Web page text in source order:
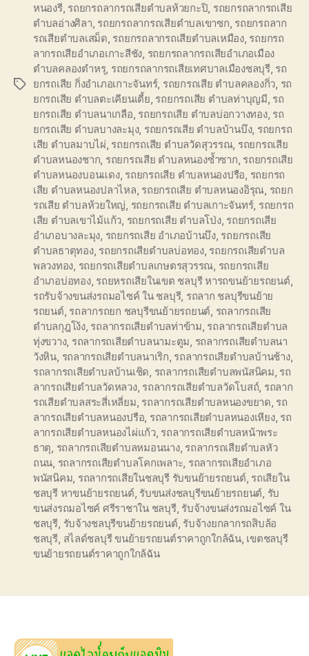
Tags
หนองรี, รถยกรถลากรถเสียตำบลห้วยกะปิ รถยกรถลากรถเสีย
ตำบลอ่างศิลา รถยกรถลากรถเสียตำบลเขาซก รถยกรถลาก
รถเสียตำบลเสม็ด รถยกรถลากรถเสียตำบลเหมือง, รถยกรถ
ลากรถเสียอำเภอเกาะสีชัง รถยกรถลากรถเสียอำเภอเมือง
ตำบลคลองตำหรุ, รถยกรถลากรถเสียเทศบาลเมืองชลบุรี, รถ
ยกรถเสีย กิ่งอำเภอเกาะจันทร์, รถยกรถเสีย ตำบลคลองกิ่ว รถ
ยกรถเสีย ตำบลตะเคียนเตี้ย รถยกรถเสีย ตำบลท่าบุญมี รถ
ยกรถเสีย ตำบลนาเกลือ รถยกรถเสีย ตำบลบ่อกวางทอง, รถ
ยกรถเสีย ตำบลบางละมุง, รถยกรถเสีย ตำบลบ้านบึง, รถยกรถ
เสีย ตำบลมาบไผ่ รถยกรถเสีย ตำบลวัดสุวรรณ, รถยกรถเสีย
ตำบลหนองชาก รถยกรถเสีย ตำบลหนองซ้ำซาก รถยกรถเสีย
ตำบลหนองบอนแดง, รถยกรถเสีย ตำบลหนองปรือ รถยกรถ
เสีย ตำบลหนองปลาไหล รถยกรถเสีย ตำบลหนองอิรุณ รถยก
รถเสีย ตำบลห้วยใหญ่ รถยกรถเสีย ตำบลเกาะจันทร์, รถยกรถ
เสีย ตำบลเขาไม้แก้ว รถยกรถเสีย ตำบลโป่ง, รถยกรถเสีย
อำเภอบางละมุง รถยกรถเสีย อำเภอบ้านบึง, รถยกรถเสีย
ตำบลธาตุทอง, รถยกรถเสียตำบลบ่อทอง, รถยกรถเสียตำบล
พลวงทอง รถยกรถเสียตำบลเกษตรสุวรรณ รถยกรถเสีย
อำเภอบ่อทอง, รถยหรถเสียในเขต ชลบุรี หารถขนย้ายรถยนต์,
รถรับจ้างขนส่งรถมอไซค์ ใน ชลบุรี, รถลาก ชลบุรีขนย้าย
รถยนต์, รถลากรถยก ชลบุรีขนย้ายรถยนต์ รถลากรถเสีย
ตำบลกุฎโง้ง, รถลากรถเสียตำบลท่าข้าม รถลากรถเสียตำบล
ทุ่งขวาง, รถลากรถเสียตำบลนามะตูม รถลากรถเสียตำบลนา
วังหิน รถลากรถเสียตำบลนาเริก รถลากรถเสียตำบลบ้านช้าง,
รถลากรถเสียตำบลบ้านเชิด รถลากรถเสียตำบลพนัสนิคม รถ
ลากรถเสียตำบลวัดหลวง, รถลากรถเสียตำบลวัดโบสถ์, รถลาก
รถเสียตำบลสระสี่เหลี่ยม รถลากรถเสียตำบลหนองขยาด รถ
ลากรถเสียตำบลหนองปรือ รถลากรถเสียตำบลหนองเหียง, รถ
ลากรถเสียตำบลหนองไผ่แก้ว, รถลากรถเสียตำบลหน้าพระ
ธาตุ รถลากรถเสียตำบลหมอนนาง, รถลากรถเสียตำบลหัว
ถนน รถลากรถเสียตำบลโคกเพลาะ รถลากรถเสียอำเภอ
พนัสนิคม รถลากรถเสียในชลบุรี รับขนย้ายรถยนต์, รถเสียใน
ชลบุรี หาขนย้ายรถยนต์, รับขนส่งชลบุรีขนย้ายรถยนต์ รับ
ขนส่งรถมอไซค์ ศรีราชาใน ชลบุรี, รับจ้างขนส่งรถมอไซค์ ใน
ชลบุรี รับจ้างชลบุรีขนย้ายรถยนต์, รับจ้างยกลากรถสิบล้อ
ชลบุรี สไลด์ชลบุรี ขนย้ายรถยนต์ราคาถูกใกล้ฉัน, เขตชลบุรี
ขนย้ายรถยนต์ราคาถูกใกล้ฉัน